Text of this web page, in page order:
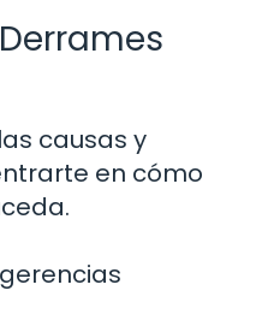
causas y
en cómo